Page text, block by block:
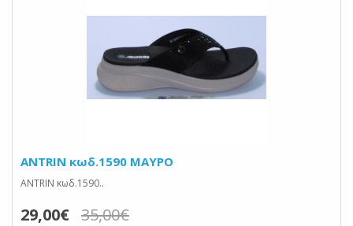
ANTRIN κωδ.1590 ΜΑΥΡΟ
ANTRIN κωδ.1590..
29,00€ 35,00€